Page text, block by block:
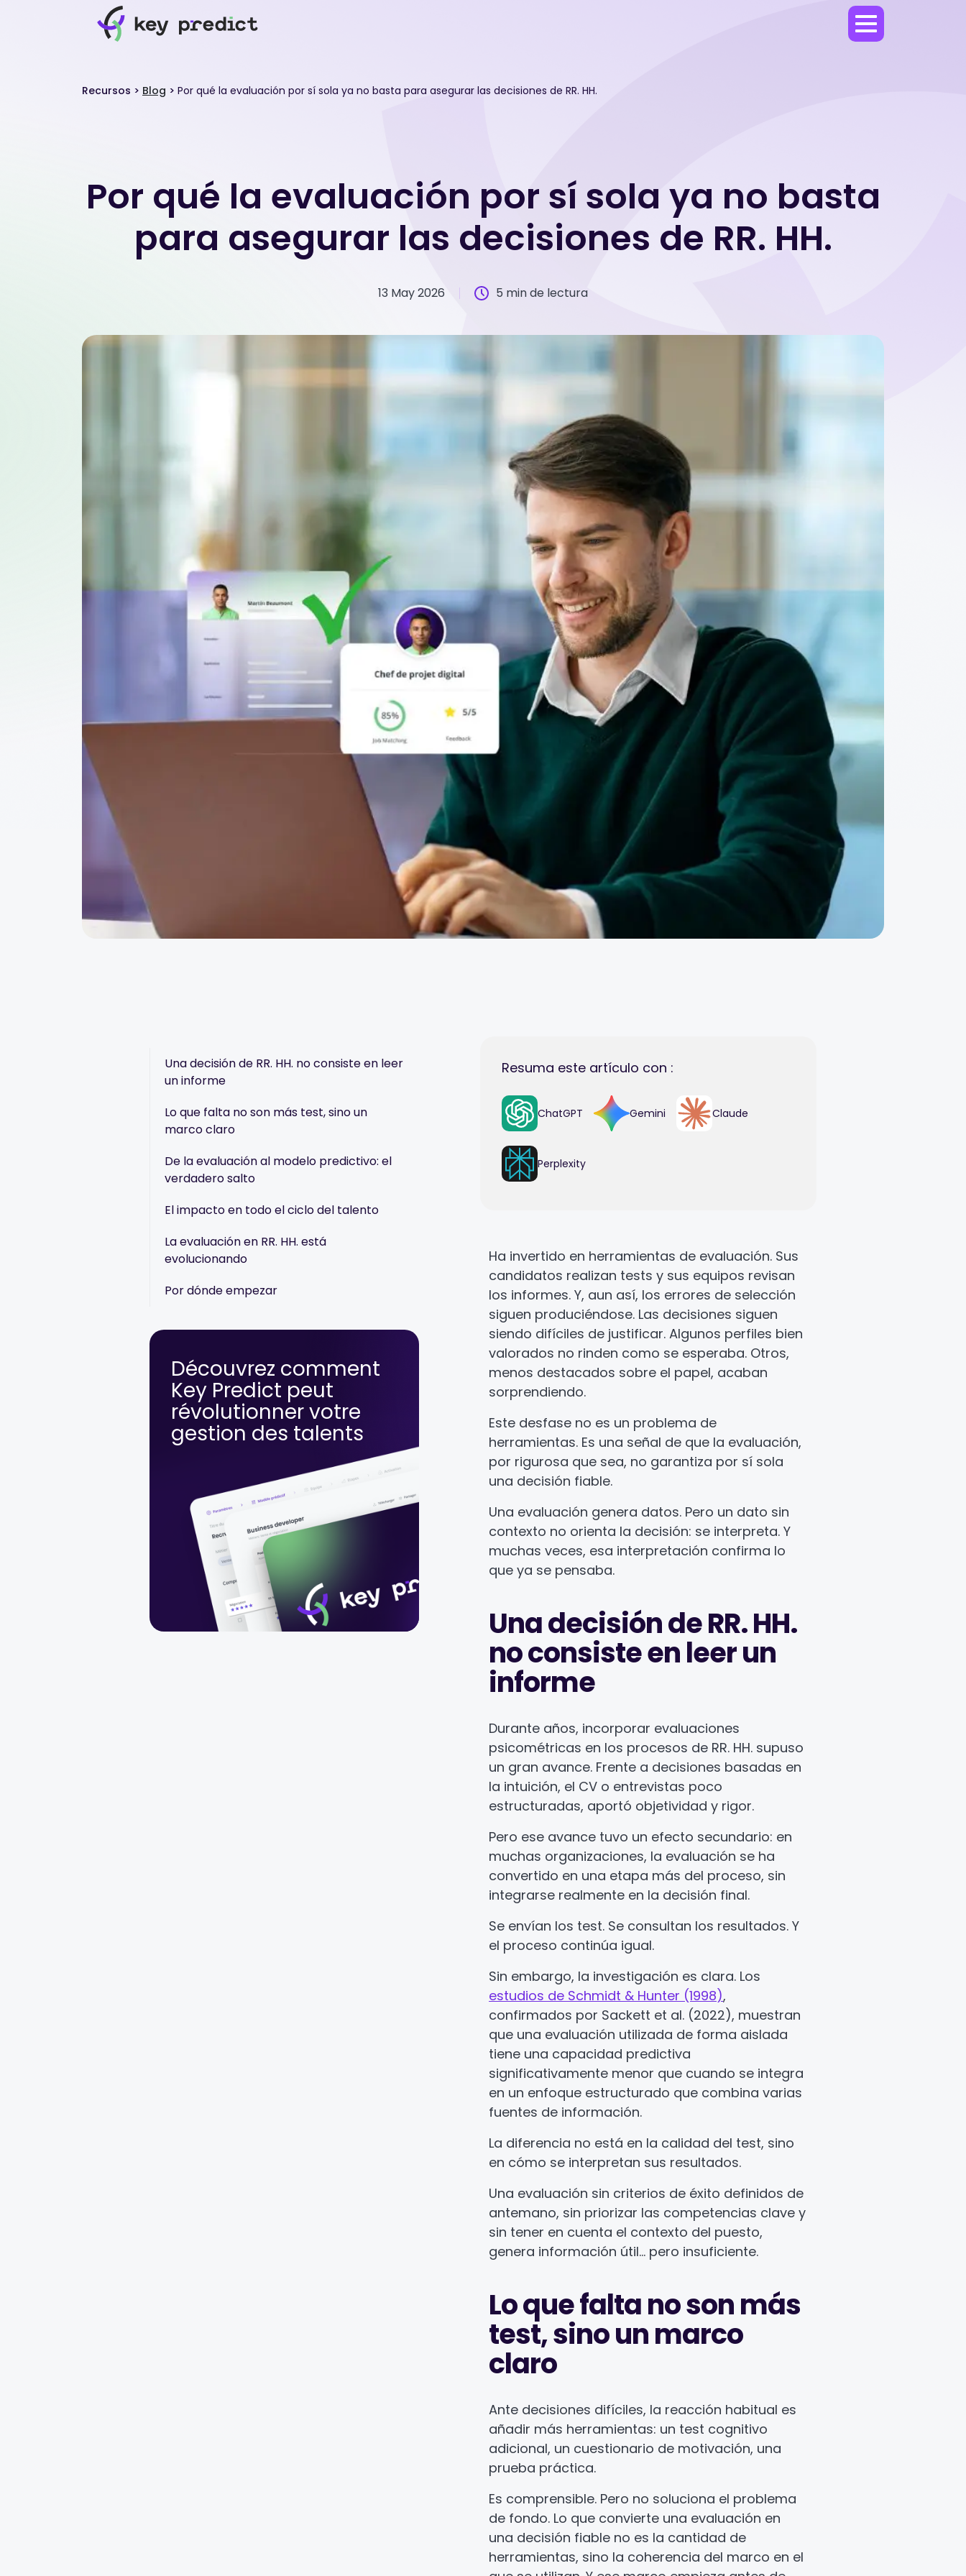
Recursos > Blog > Por qué la evaluación por sí sola ya no basta para asegurar las decisiones de RR. HH.
Por qué la evaluación por sí sola ya no basta
para asegurar las decisiones de RR. HH.
13 May 2026 5 min de lectura
Una decisión de RR. HH. no consiste en leer
un informe
Lo que falta no son más test, sino un
marco claro
De la evaluación al modelo predictivo: el
verdadero salto
El impacto en todo el ciclo del talento
La evaluación en RR. HH. está
evolucionando
Por dónde empezar
Découvrez comment
Key Predict peut
révolutionner votre
gestion des talents
Resuma este artículo con :
ChatGPT Gemini Claude
Perplexity
Ha invertido en herramientas de evaluación. Sus
candidatos realizan tests y sus equipos revisan
los informes. Y, aun así, los errores de selección
siguen produciéndose. Las decisiones siguen
siendo difíciles de justificar. Algunos perfiles bien
valorados no rinden como se esperaba. Otros,
menos destacados sobre el papel, acaban
sorprendiendo.
Este desfase no es un problema de
herramientas. Es una señal de que la evaluación,
por rigurosa que sea, no garantiza por sí sola
una decisión fiable.
Una evaluación genera datos. Pero un dato sin
contexto no orienta la decisión: se interpreta. Y
muchas veces, esa interpretación confirma lo
que ya se pensaba.
Una decisión de RR. HH.
no consiste en leer un
informe
Durante años, incorporar evaluaciones
psicométricas en los procesos de RR. HH. supuso
un gran avance. Frente a decisiones basadas en
la intuición, el CV o entrevistas poco
estructuradas, aportó objetividad y rigor.
Pero ese avance tuvo un efecto secundario: en
muchas organizaciones, la evaluación se ha
convertido en una etapa más del proceso, sin
integrarse realmente en la decisión final.
Se envían los test. Se consultan los resultados. Y
el proceso continúa igual.
Sin embargo, la investigación es clara. Los
estudios de Schmidt & Hunter (1998),
confirmados por Sackett et al. (2022), muestran
que una evaluación utilizada de forma aislada
tiene una capacidad predictiva
significativamente menor que cuando se integra
en un enfoque estructurado que combina varias
fuentes de información.
La diferencia no está en la calidad del test, sino
en cómo se interpretan sus resultados.
Una evaluación sin criterios de éxito definidos de
antemano, sin priorizar las competencias clave y
sin tener en cuenta el contexto del puesto,
genera información útil… pero insuficiente.
Lo que falta no son más
test, sino un marco
claro
Ante decisiones difíciles, la reacción habitual es
añadir más herramientas: un test cognitivo
adicional, un cuestionario de motivación, una
prueba práctica.
Es comprensible. Pero no soluciona el problema
de fondo. Lo que convierte una evaluación en
una decisión fiable no es la cantidad de
herramientas, sino la coherencia del marco en el